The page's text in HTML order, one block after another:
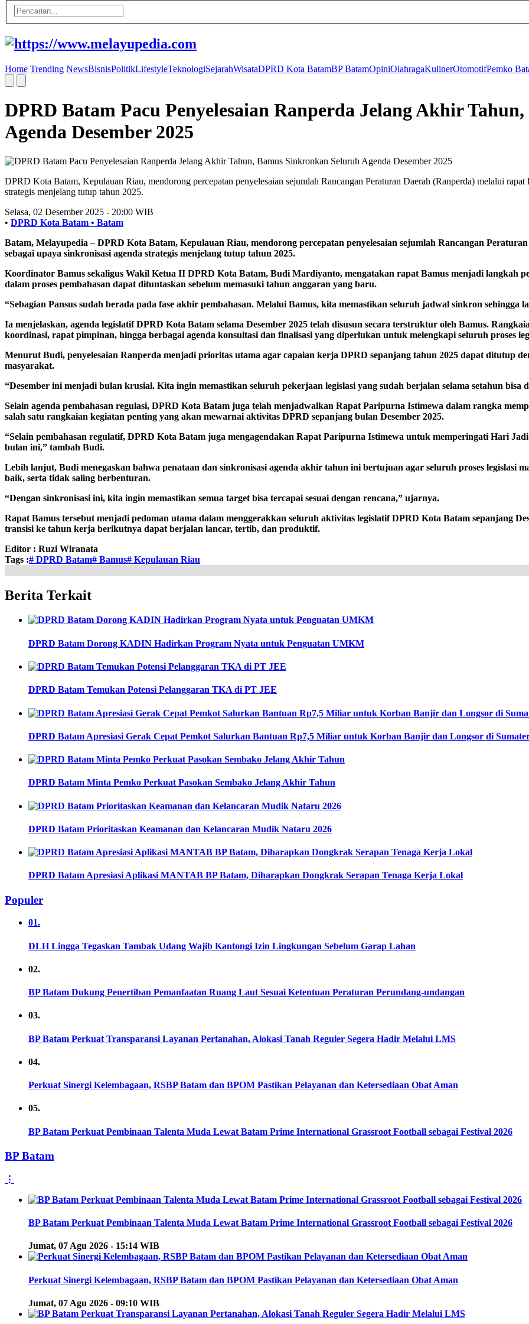
Home Trending NewsBisnisPolitikLifestyleTeknologiSejarahWisataDPRD Kota BatamBP BatamOpiniOlahragaKulinerOtomotifPemko
DPRD Batam Pacu Penyelesaian Ranperda Jelang Akhir
Agenda Desember 2025
DPRD Kota Batam, Kepulauan Riau, mendorong percepatan penyelesaian sejumlah Rancangan Peraturan Daerah (Ranperda) melalui
strategis menjelang tutup tahun 2025.
Selasa, 02 Desember 2025 - 20:00 WIB
• DPRD Kota Batam • Batam
Batam, Melayupedia – DPRD Kota Batam, Kepulauan Riau, mendorong percepatan penyelesaian sejumlah Rancangan
sebagai upaya sinkronisasi agenda strategis menjelang tutup tahun 2025.
Koordinator Bamus sekaligus Wakil Ketua II DPRD Kota Batam, Budi Mardiyanto, mengatakan rapat Bamus menjadi langkah
dalam proses pembahasan dapat dituntaskan sebelum memasuki tahun anggaran yang baru.
“Sebagian Pansus sudah berada pada fase akhir pembahasan. Melalui Bamus, kita memastikan seluruh jadwal sinkron
Ia menjelaskan, agenda legislatif DPRD Kota Batam selama Desember 2025 telah disusun secara terstruktur oleh Bamus.
koordinasi, rapat pimpinan, hingga berbagai agenda konsultasi dan finalisasi yang diperlukan untuk melengkapi seluruh proses
Menurut Budi, penyelesaian Ranperda menjadi prioritas utama agar capaian kerja DPRD sepanjang tahun 2025 dapat ditutup
masyarakat.
“Desember ini menjadi bulan krusial. Kita ingin memastikan seluruh pekerjaan legislasi yang sudah berjalan selama setahun bisa
Selain agenda pembahasan regulasi, DPRD Kota Batam juga telah menjadwalkan Rapat Paripurna Istimewa dalam rangka
salah satu rangkaian kegiatan penting yang akan mewarnai aktivitas DPRD sepanjang bulan Desember 2025.
“Selain pembahasan regulatif, DPRD Kota Batam juga mengagendakan Rapat Paripurna Istimewa untuk memperingati Hari
bulan ini,” tambah Budi.
Lebih lanjut, Budi menegaskan bahwa penataan dan sinkronisasi agenda akhir tahun ini bertujuan agar seluruh proses legislasi
baik, serta tidak saling berbenturan.
“Dengan sinkronisasi ini, kita ingin memastikan semua target bisa tercapai sesuai dengan rencana,” ujarnya.
Rapat Bamus tersebut menjadi pedoman utama dalam menggerakkan seluruh aktivitas legislatif DPRD Kota Batam sepanjang
transisi ke tahun kerja berikutnya dapat berjalan lancar, tertib, dan produktif.
Editor : Ruzi Wiranata
Tags :# DPRD Batam# Bamus# Kepulauan Riau
Berita Terkait
DPRD Batam Dorong KADIN Hadirkan Program Nyata untuk Penguatan UMKM
DPRD Batam Temukan Potensi Pelanggaran TKA di PT JEE
DPRD Batam Apresiasi Gerak Cepat Pemkot Salurkan Bantuan Rp7,5 Miliar untuk Korban Banjir dan Longsor di
DPRD Batam Minta Pemko Perkuat Pasokan Sembako Jelang Akhir Tahun
DPRD Batam Prioritaskan Keamanan dan Kelancaran Mudik Nataru 2026
DPRD Batam Apresiasi Aplikasi MANTAB BP Batam, Diharapkan Dongkrak Serapan Tenaga Kerja Lokal
Populer
01.
DLH Lingga Tegaskan Tambak Udang Wajib Kantongi Izin Lingkungan Sebelum Garap Lahan
02.
BP Batam Dukung Penertiban Pemanfaatan Ruang Laut Sesuai Ketentuan Peraturan Perundang-undangan
03.
BP Batam Perkuat Transparansi Layanan Pertanahan, Alokasi Tanah Reguler Segera Hadir Melalui LMS
04.
Perkuat Sinergi Kelembagaan, RSBP Batam dan BPOM Pastikan Pelayanan dan Ketersediaan Obat Aman
05.
BP Batam Perkuat Pembinaan Talenta Muda Lewat Batam Prime International Grassroot Football sebagai Festival 2026
BP Batam
⋮
BP Batam Perkuat Pembinaan Talenta Muda Lewat Batam Prime International Grassroot Football sebagai Festival 2026
Jumat, 07 Agu 2026 - 15:14 WIB
Perkuat Sinergi Kelembagaan, RSBP Batam dan BPOM Pastikan Pelayanan dan Ketersediaan Obat Aman
Jumat, 07 Agu 2026 - 09:10 WIB